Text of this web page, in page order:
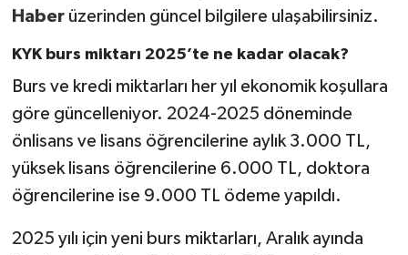
Haberüzerinden güncel bilgilere ulaşabilirsiniz.
KYK burs miktarı 2025’te ne kadar olacak?
Burs ve kredi miktarları her yıl ekonomik koşullara
göre güncelleniyor. 2024-2025 döneminde
önlisans ve lisans öğrencilerine aylık 3.000 TL,
yüksek lisans öğrencilerine 6.000 TL, doktora
öğrencilerine ise 9.000 TL ödeme yapıldı.
2025 yılı için yeni burs miktarları, Aralık ayında